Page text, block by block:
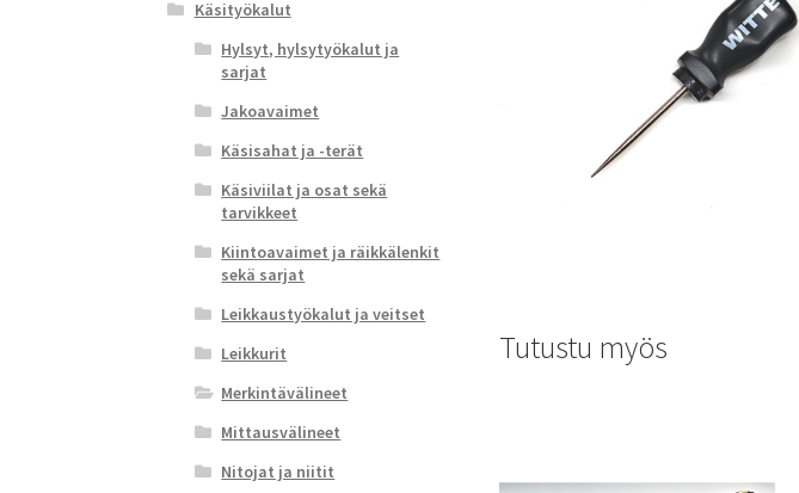
Tutustu myös
Käsityökalut
Hylsyt, hylsytyökalut ja
sarjat
Jakoavaimet
Käsisahat ja -terät
Käsiviilat ja osat sekä
tarvikkeet
Kiintoavaimet ja räikkälenkit
sekä sarjat
Leikkaustyökalut ja veitset
Leikkurit
Merkintävälineet
Mittausvälineet
Nitojat ja niitit